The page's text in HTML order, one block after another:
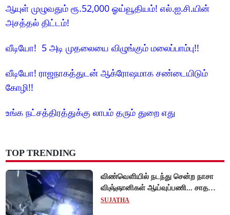
ஆயுள் முழுவதும் ரூ.52,000 ஓய்வூதியம்! எல்.ஐ.சி.யின்
அசத்தல் திட்டம்!
வீடியோ! 5 அடி முதலையை விழுங்கும் மலைப்பாம்பு!!
வீடியோ! ராஜநாகத்துடன் ஆக்ரோஷமாக சண்டையிடும்
கோழி!!
உங்க நட்சத்திரத்துக்கு லாபம் தரும் துறை எது
TOP TRENDING
விண்வெளியில் நடந்து சென்ற நாசா
விஞ்ஞானிகள் ஆய்வுப்பணி... சாதனை
!
SUJATHA